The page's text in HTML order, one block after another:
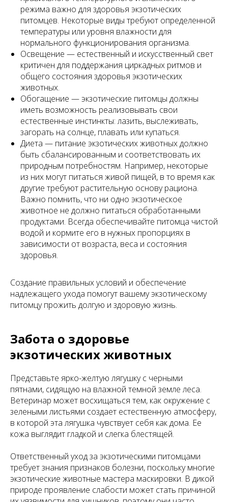
режима важно для здоровья экзотических
питомцев. Некоторые виды требуют определенной
температуры или уровня влажности для
нормального функционирования организма.
Освещение — естественный и искусственный свет
критичен для поддержания циркадных ритмов и
общего состояния здоровья экзотических
животных.
Обогащение — экзотические питомцы должны
иметь возможность реализовывать свои
естественные инстинкты: лазить, выслеживать,
загорать на солнце, плавать или купаться.
Диета — питание экзотических животных должно
быть сбалансированным и соответствовать их
природным потребностям. Например, некоторые
из них могут питаться живой пищей, в то время как
другие требуют растительную основу рациона.
Важно помнить, что ни одно экзотическое
животное не должно питаться обработанными
продуктами. Всегда обеспечивайте питомца чистой
водой и кормите его в нужных пропорциях в
зависимости от возраста, веса и состояния
здоровья.
Создание правильных условий и обеспечение
надлежащего ухода помогут вашему экзотическому
питомцу прожить долгую и здоровую жизнь.
Забота о здоровье
экзотических животных
Представьте ярко-желтую лягушку с черными
пятнами, сидящую на влажной темной земле леса.
Ветеринар может восхищаться тем, как окружение с
зелеными листьями создает естественную атмосферу,
в которой эта лягушка чувствует себя как дома. Ее
кожа выглядит гладкой и слегка блестящей.
Ответственный уход за экзотическими питомцами
требует знания признаков болезни, поскольку многие
экзотические животные мастера маскировки. В дикой
природе проявление слабости может стать причиной